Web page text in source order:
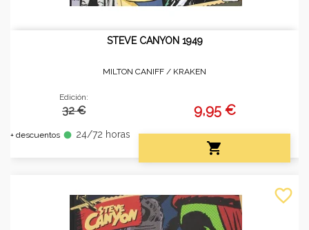
STEVE CANYON 1949
MILTON CANIFF / KRAKEN
Edición:
32 €
+ descuentos fiber_manual_record 24/72 horas
9,95 €

favorite_border